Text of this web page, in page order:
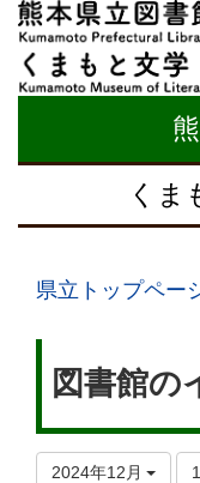
くま
県立トップペー
図書館の
2024年12月